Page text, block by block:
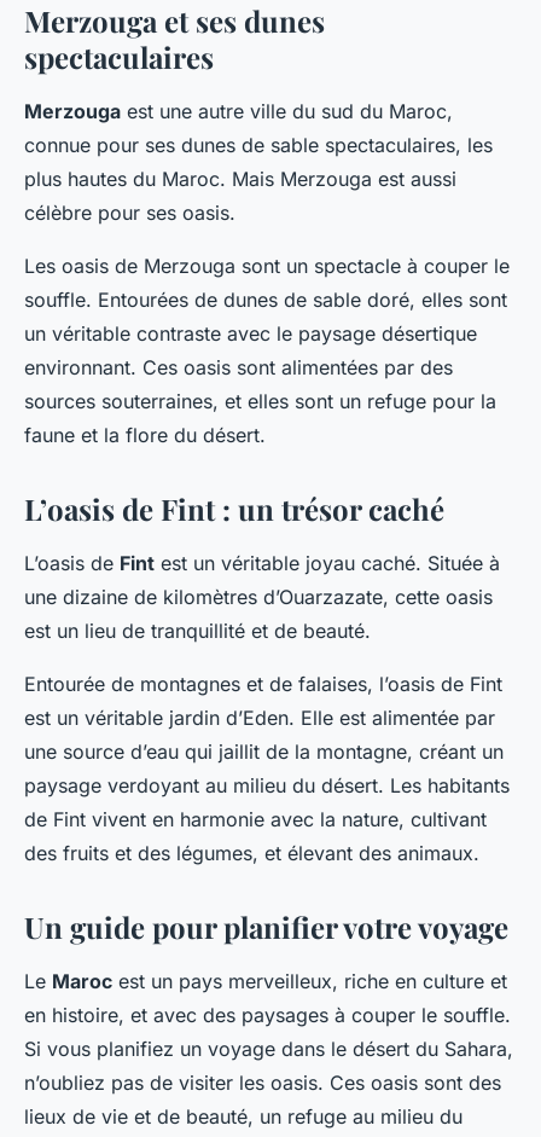
Merzouga et ses dunes
spectaculaires
Merzouga est une autre ville du sud du Maroc,
connue pour ses dunes de sable spectaculaires, les
plus hautes du Maroc. Mais Merzouga est aussi
célèbre pour ses oasis.
Les oasis de Merzouga sont un spectacle à couper le
souffle. Entourées de dunes de sable doré, elles sont
un véritable contraste avec le paysage désertique
environnant. Ces oasis sont alimentées par des
sources souterraines, et elles sont un refuge pour la
faune et la flore du désert.
L’oasis de Fint : un trésor caché
L’oasis de Fint est un véritable joyau caché. Située à
une dizaine de kilomètres d’Ouarzazate, cette oasis
est un lieu de tranquillité et de beauté.
Entourée de montagnes et de falaises, l’oasis de Fint
est un véritable jardin d’Eden. Elle est alimentée par
une source d’eau qui jaillit de la montagne, créant un
paysage verdoyant au milieu du désert. Les habitants
de Fint vivent en harmonie avec la nature, cultivant
des fruits et des légumes, et élevant des animaux.
Un guide pour planifier votre voyage
Le Maroc est un pays merveilleux, riche en culture et
en histoire, et avec des paysages à couper le souffle.
Si vous planifiez un voyage dans le désert du Sahara,
n’oubliez pas de visiter les oasis. Ces oasis sont des
lieux de vie et de beauté, un refuge au milieu du